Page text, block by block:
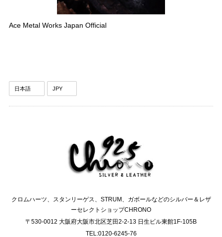
Ace Metal Works Japan Official
クロムハーツ、スタンリーゲス、STRUM、ガボールなどのシルバー＆レザ
ーセレクトショップCHRONO
〒530-0012 大阪府大阪市北区芝田2-2-13 日生ビル東館1F-105B
TEL:0120-6245-76